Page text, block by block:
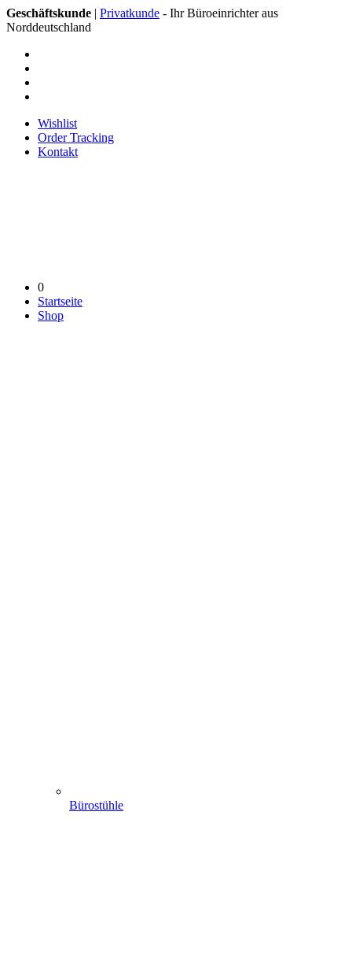
Geschäftskunde | Privatkunde - Ihr Büroeinrichter aus
Norddeutschland
Wishlist
Order Tracking
Kontakt
0
Startseite
Shop
Bürostühle